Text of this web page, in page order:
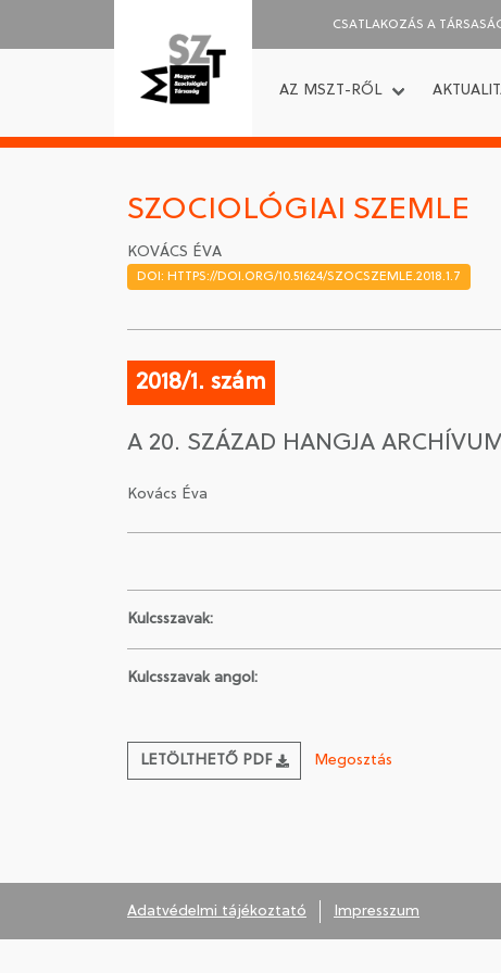
CSATLAKOZÁS A
AZ MSZT-RŐL
SZOCIOLÓGIAI SZEMLE
KOVÁCS ÉVA
DOI: HTTPS://DOI.ORG/10.51624/SZOCSZEMLE.2018.1.7
2018/1. szám
A 20. SZÁZAD HANGJA
Kovács Éva
Kulcsszavak:
Kulcsszavak angol:
LETÖLTHETŐ PDF Megosztás
Adatvédelmi tájékoztató Impresszum